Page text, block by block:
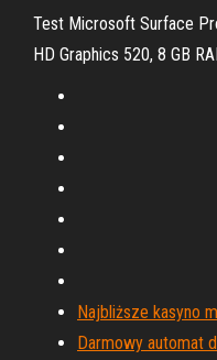
Test Microsoft Surface
HD Graphics 520, 8 GB
Najbliższe kasyno
Darmowy automat